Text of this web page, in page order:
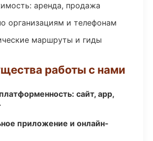
аренда, продажа
организациям и телефонам
маршруты и гиды
работы с нами
сайт, app,
приложение и онлайн-